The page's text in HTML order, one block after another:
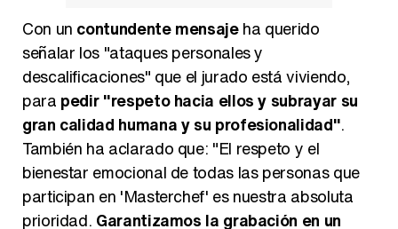
Con un contundente mensajeha querido
señalar los "ataques personales y
descalificaciones" que el jurado está viviendo,
para pedir "respeto hacia ellos y subrayar su
gran calidad humana y su profesionalidad".
También ha aclarado que: "El respeto y el
bienestar emocional de todas las personas que
participan en 'Masterchef' es nuestra absoluta
prioridad. Garantizamos la grabación en un